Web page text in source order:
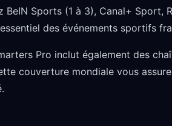
BeIN Sports (1 à 3), Canal+ Sport,
des événements sportifs
Pro inclut également des
couverture mondiale vous